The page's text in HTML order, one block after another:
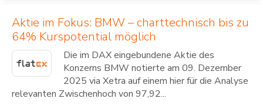
Aktie im Fokus: BMW – charttechnisch bis zu
64% Kurspotential möglich
Die im DAX eingebundene Aktie des
Konzerns BMW notierte am 09. Dezember
2025 via Xetra auf einem hier für die Analyse
relevanten Zwischenhoch von 97,92...